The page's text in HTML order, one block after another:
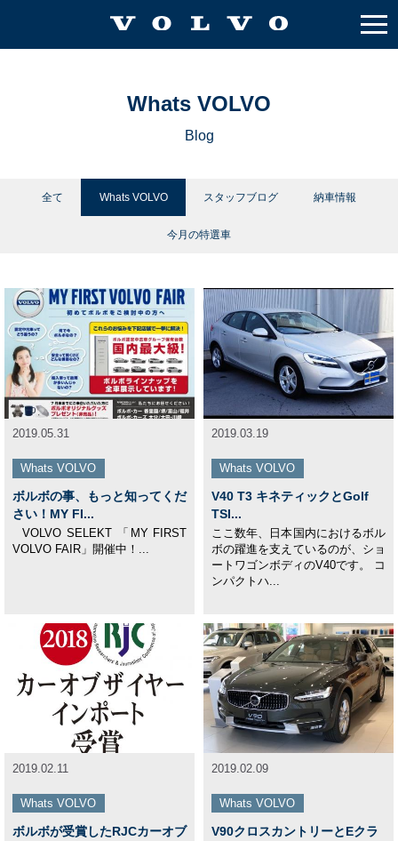
Whats VOLVO
Blog
全て Whats VOLVO スタッフブログ 納車情報
今月の特選車
2019.05.31
Whats VOLVO
ボルボの事、もっと知ってくだ
さい！MY FI...
VOLVO SELEKT 「MY FIRST
VOLVO FAIR」開催中！...
2019.03.19
Whats VOLVO
V40 T3 キネティックとGolf
TSI...
ここ数年、日本国内におけるボル
ボの躍進を支えているのが、ショ
ートワゴンボディのV40です。 コ
ンパクトハ...
2019.02.11
Whats VOLVO
ボルボが受賞したRJCカーオブ
2019.02.09
Whats VOLVO
V90クロスカントリーとEクラ